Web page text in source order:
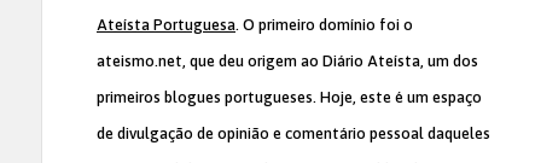
Ateísta Portuguesa. O primeiro domínio foi o
ateismo.net, que deu origem ao Diário Ateísta, um dos
primeiros blogues portugueses. Hoje, este é um espaço
de divulgação de opinião e comentário pessoal daqueles